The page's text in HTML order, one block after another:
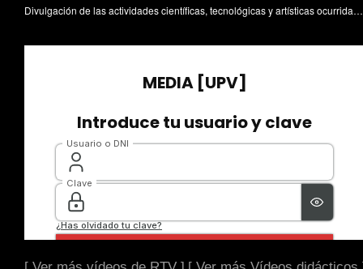
Divulgación de las actividades científicas, tecnológicas y artísticas ocurridas en los tres campus de la UPV